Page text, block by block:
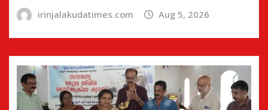
irinjalakudatimes.com Aug 5, 2026